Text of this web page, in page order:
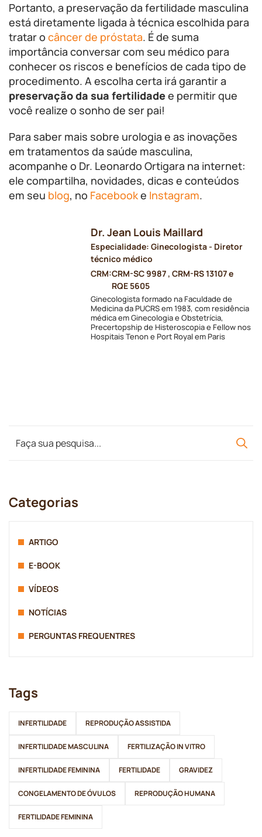
Portanto, a preservação da fertilidade masculina
está diretamente ligada à técnica escolhida para
tratar o câncer de próstata. É de suma
importância conversar com seu médico para
conhecer os riscos e benefícios de cada tipo de
procedimento. A escolha certa irá garantir a
preservação da sua fertilidadee permitir que
você realize o sonho de ser pai!
Para saber mais sobre urologia e as inovações
em tratamentos da saúde masculina,
acompanhe o Dr. Leonardo Ortigara na internet:
ele compartilha, novidades, dicas e conteúdos
em seu blog, no Facebooke Instagram.
Dr. Jean Louis Maillard
Especialidade: Ginecologista - Diretor
técnico médico
CRM:CRM-SC 9987 , CRM-RS 13107 e
RQE 5605
Ginecologista formado na Faculdade de
Medicina da PUCRS em 1983, com residência
médica em Ginecologia e Obstetrícia,
Precertopship de Histeroscopia e Fellow nos
Hospitais Tenon e Port Royal em Paris
Categorias
ARTIGO
E-BOOK
VÍDEOS
NOTÍCIAS
PERGUNTAS FREQUENTRES
Tags
INFERTILIDADE REPRODUÇÃO ASSISTIDA
INFERTILIDADE MASCULINA FERTILIZAÇÃO IN VITRO
INFERTILIDADE FEMININA FERTILIDADE GRAVIDEZ
CONGELAMENTO DE ÓVULOS REPRODUÇÃO HUMANA
FERTILIDADE FEMININA